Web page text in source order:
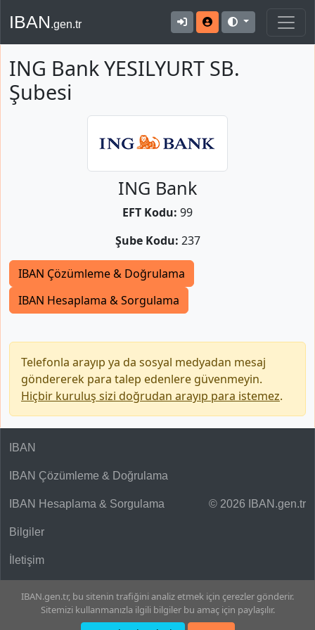
IBAN.gen.tr
ING Bank YESILYURT SB.
Şubesi
ING Bank
EFT Kodu: 99
Şube Kodu: 237
IBAN Çözümleme & Doğrulama
IBAN Hesaplama & Sorgulama
Telefonla arayıp ya da sosyal medyadan mesaj
göndererek para talep edenlere güvenmeyin.
Hiçbir kuruluş sizi doğrudan arayıp para istemez.
© 2026 IBAN.gen.tr
IBAN
IBAN Çözümleme & Doğrulama
IBAN Hesaplama & Sorgulama
Bilgiler
İletişim
IBAN.gen.tr, bu sitenin trafiğini analiz etmek için çerezler gönderir.
Sitemizi kullanmanızla ilgili bilgiler bu amaç için paylaşılır.